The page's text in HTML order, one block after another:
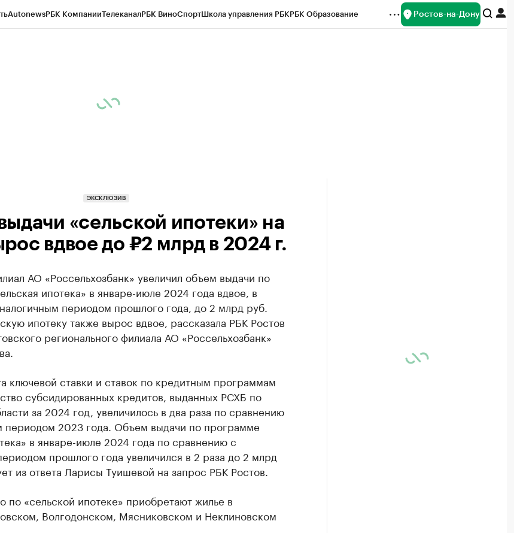
AutonewsРБК КомпанииТелеканалРБК ВиноСпортШкола управления РБКРБК Образование Ростов-на-Дону
ЭКСКЛЮЗИВ
«сельской ипотеки» на
вдвое до ₽2 млрд в 2024 г.
АО «Россельхозбанк» увеличил объем выдачи по
ипотека» в январе-июле 2024 года вдвое, в
периодом прошлого года, до 2 млрд руб.
ипотеку также вырос вдвое, рассказала РБК Ростов
регионального филиала АО «Россельхозбанк»
ключевой ставки и ставок по кредитным программам
субсидированных кредитов, выданных РСХБ по
за 2024 год, увеличилось в два раза по сравнению
периодом 2023 года. Объем выдачи по программе
в январе-июле 2024 года по сравнению с
прошлого года увеличился в 2 раза до 2 млрд
из ответа Ларисы Туишевой на запрос РБК Ростов.
по «сельской ипотеке» приобретают жилье в
Волгодонском, Мясниковском и Неклиновском